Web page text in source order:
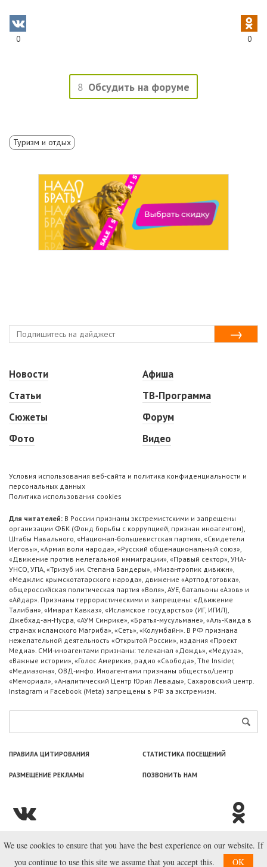
0 0
8 Обсудить на форуме
Туризм и отдых
Новости
Статьи
Сюжеты
Фото
Афиша
ТВ-Программа
Форум
Видео
Условия использования веб-сайта и политика конфиденциальности и
персональных данных
Политика использования cookies
Для читателей: В России признаны экстремистскими и запрещены
организации ФБК (Фонд борьбы с коррупцией, признан иноагентом),
Штабы Навального, «Национал-большевистская партия», «Свидетели
Иеговы», «Армия воли народа», «Русский общенациональный союз»,
«Движение против нелегальной иммиграции», «Правый сектор», УНА-
УНСО, УПА, «Тризуб им. Степана Бандеры», «Мизантропик дивижн»,
«Меджлис крымскотатарского народа», движение «Артподготовка»,
общероссийская политическая партия «Воля», АУЕ, батальоны «Азов» и
«Айдар». Признаны террористическими и запрещены: «Движение
Талибан», «Имарат Кавказ», «Исламское государство» (ИГ, ИГИЛ),
Джебхад-ан-Нусра, «АУМ Синрике», «Братья-мусульмане», «Аль-Каида в
странах исламского Магриба», «Сеть», «Колумбайн». В РФ признана
нежелательной деятельность «Открытой России», издания «Проект
Медиа». СМИ-иноагентами признаны: телеканал «Дождь», «Медуза»,
«Важные истории», «Голос Америки», радио «Свобода», The Insider,
«Медиазона», ОВД-инфо. Иноагентами признаны общество/центр
«Мемориал», «Аналитический Центр Юрия Левады», Сахаровский центр.
Instagram и Facebook (Metа) запрещены в РФ за экстремизм.
ПРАВИЛА ЦИТИРОВАНИЯ СТАТИСТИКА ПОСЕЩЕНИЙ
РАЗМЕЩЕНИЕ РЕКЛАМЫ ПОЗВОНИТЬ НАМ
© ООО «Лаборатория Новоcтей», 2003—2026.
We use cookies to ensure that you have the best experience on our website. If
you continue to use this site we assume that you accept this.
OK